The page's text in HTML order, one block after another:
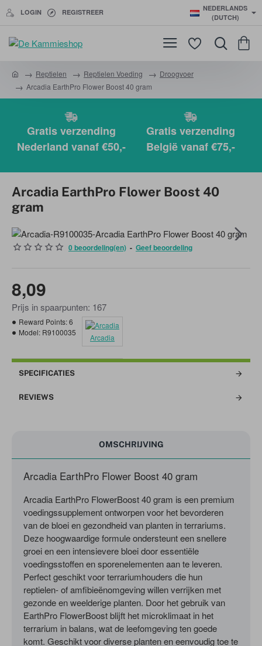
LOGIN REGISTREER
NEDERLANDS
(DUTCH)
Reptielen Reptielen Voeding
Droogvoer
Arcadia EarthPro Flower Boost 40 gram
Gratis verzending
Nederland vanaf €50,-
Gratis verzending
België vanaf €75,-
Arcadia EarthPro Flower Boost 40
gram
0 beoordeling(en) - Geef beoordeling
8,09
Prijs in spaarpunten: 167
Reward Points:6
Model: R9100035
Arcadia
SPECIFICATIES
REVIEWS
OMSCHRIJVING
Arcadia EarthPro Flower Boost 40 gram
Arcadia EarthPro FlowerBoost 40 gram is een premium
voedingssupplement ontworpen voor het bevorderen
van de bloei en gezondheid van planten in terrariums.
Deze hoogwaardige formule ondersteunt een snellere
groei en een intensievere bloei door essentiële
voedingsstoffen en sporenelementen aan te leveren.
Perfect geschikt voor terrariumhouders die hun
reptielen- of amfibieënomgeving willen verrijken met
gezonde en weelderige planten. Door het gebruik van
EarthPro FlowerBoost blijft het microklimaat in het
terrarium in balans, wat de leefomgeving ten goede
komt. Geschikt voor diverse planten en eenvoudig toe te